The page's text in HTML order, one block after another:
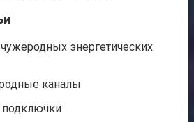
энергетических
каналы
подключки